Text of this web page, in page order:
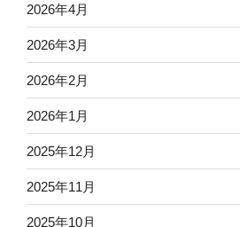
2026年4月
2026年3月
2026年2月
2026年1月
2025年12月
2025年11月
2025年10月